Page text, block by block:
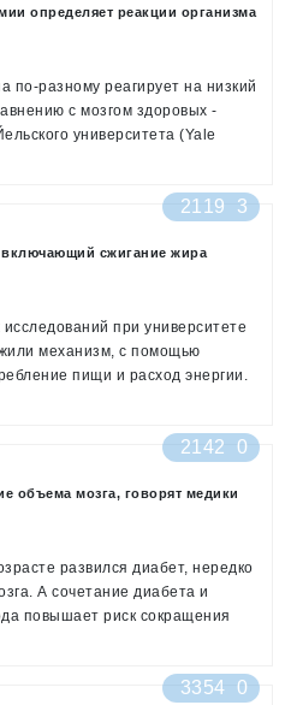
определяет реакции организма
по-разному реагирует на низкий
с мозгом здоровых -
университета (Yale
2119 3
сжигание жира
при университете
механизм, с помощью
пищи и расход энергии.
2142 0
объема мозга, говорят медики
развился диабет, нередко
А сочетание диабета и
повышает риск сокращения
3354 0